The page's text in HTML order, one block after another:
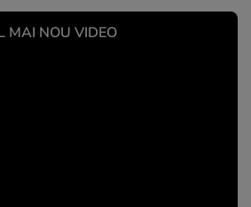
MAI NOU VIDEO